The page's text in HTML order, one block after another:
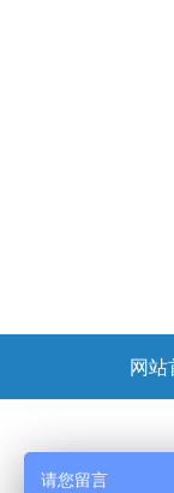
网站
请您留言